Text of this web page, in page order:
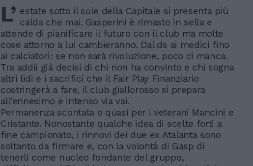
L’ estate sotto il sole della Capitale si presenta più
calda che mai. Gasperini è rimasto in sella e
attende di pianificare il futuro con il club ma molte
cose attorno a lui cambieranno. Dal ds ai medici fino
ai calciatori: se non sarà rivoluzione, poco ci manca.
Tra addii già decisi di chi non ha convinto e chi sogna
altri lidi e i sacrifici che il Fair Play Finanziario
costringerà a fare, il club giallorosso si prepara
all’ennesimo e intenso via vai.
Permanenza scontata o quasi per i veterani Mancini e
Cristante. Nonostante qualche idea di scelte forti a
fine campionato, i rinnovi dei due ex Atalanta sono
soltanto da firmare e, con la volontà di Gasp di
tenerli come nucleo fondante del gruppo,